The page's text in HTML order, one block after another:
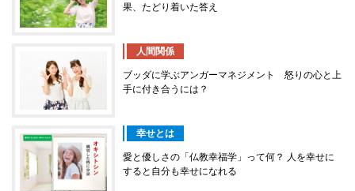
果、たどり着いた答え
人間関係
ブッダに学ぶアンガーマネジメント 怒りの心と上
手に付き合うには？
幸せとは
愛と優しさの「仏教幸福学」って何？ 人を幸せに
すると自分も幸せになれる